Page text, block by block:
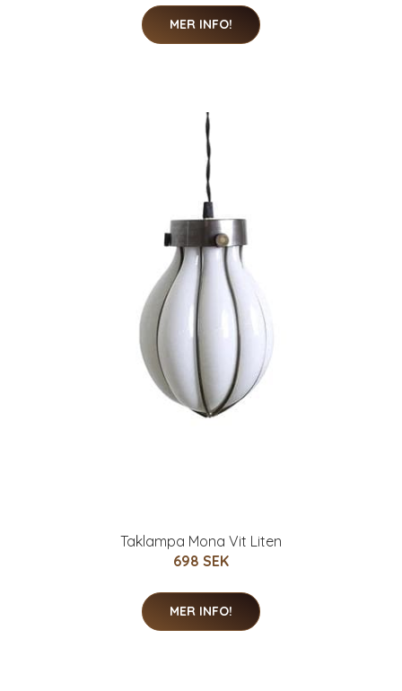
MER INFO!
Taklampa Mona Vit Liten
698 SEK
MER INFO!